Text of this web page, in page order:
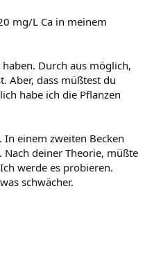
mg/L Ca in meinem
Durch aus möglich,
Aber, dass müßtest du
habe ich die Pflanzen
In einem zweiten Becken
deiner Theorie, müßte
werde es probieren.
schwächer.